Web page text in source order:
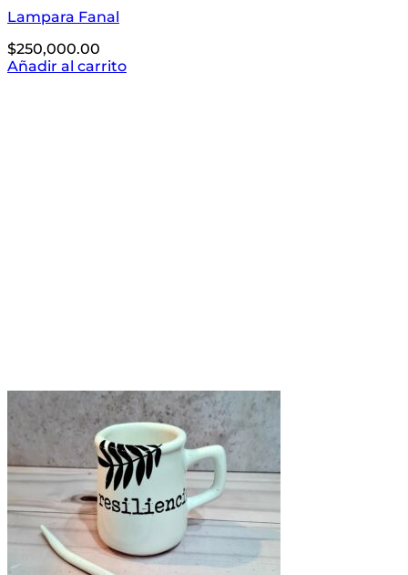
Lampara Fanal
$250,000.00
Añadir al carrito